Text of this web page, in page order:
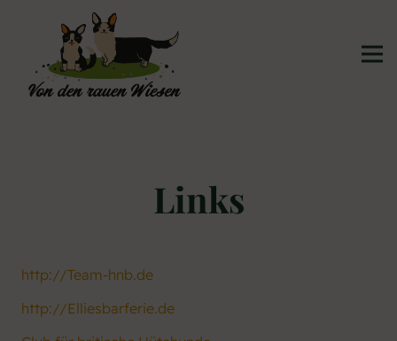
Links
http://Team-hnb.de
http://Elliesbarferie.de